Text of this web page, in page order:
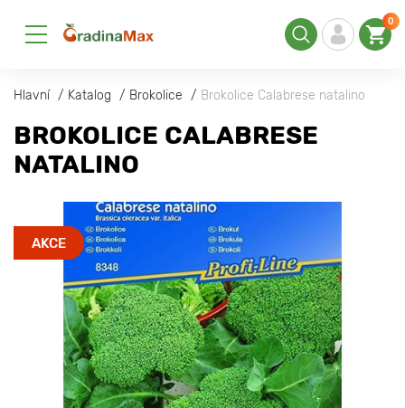
0
Hlavní Katalog Brokolice Brokolice Calabrese natalino
BROKOLICE CALABRESE
NATALINO
AKCE